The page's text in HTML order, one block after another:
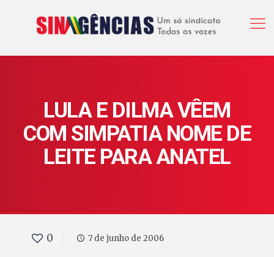
LULA E DILMA VÊEM
COM SIMPATIA NOME DE
LEITE PARA ANATEL
0 7 de junho de 2006